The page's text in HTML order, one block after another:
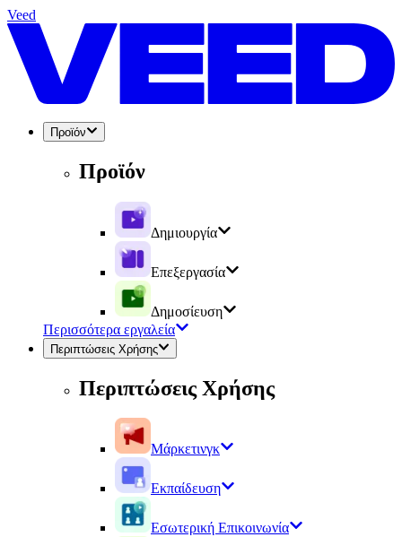
Veed
Προϊόν
Προϊόν
Δημιουργία
Επεξεργασία
Δημοσίευση
Περισσότερα εργαλεία
Περιπτώσεις Χρήσης
Περιπτώσεις Χρήσης
Μάρκετινγκ
Εκπαίδευση
Εσωτερική Επικοινωνία